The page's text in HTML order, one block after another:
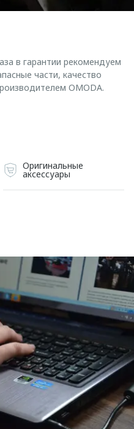
в гарантии рекомендуем
части, качество
OMODA.
Оригинальные
аксессуары